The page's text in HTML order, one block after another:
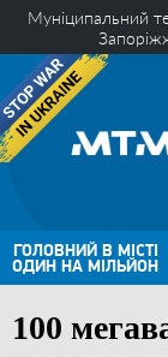
Муніципальний
ГОЛОВНИЙ В МІСТІ
ОДИН НА МІЛЬЙОН
100